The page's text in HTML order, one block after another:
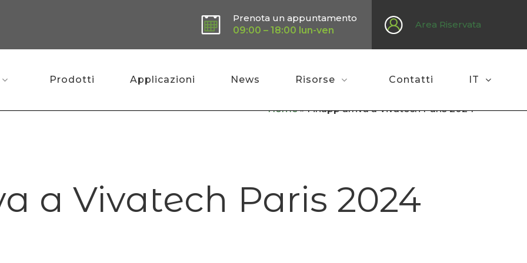
Prenota un appuntamento
09:00 – 18:00 lun-ven
Area Riservata
Prodotti Applicazioni News Risorse Contatti IT
Home»Finapp arriva a Vivatech Paris 2024
a Vivatech Paris 2024